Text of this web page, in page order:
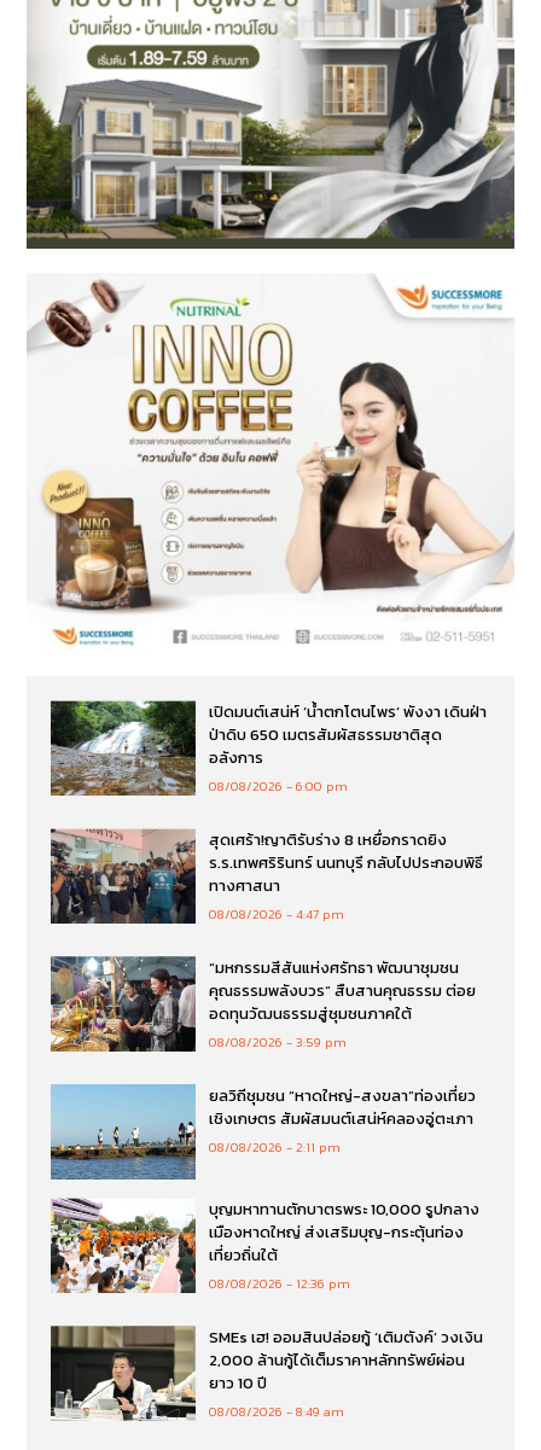
เปิดมนต์เสน่ห์ ‘น้ำตกโตนไพร’ พังงา เดินฝ่า
ป่าดิบ 650 เมตรสัมผัสธรรมชาติสุด
อลังการ
08/08/2026 6:00 pm
สุดเศร้า!ญาติรับร่าง 8 เหยื่อกราดยิง
ร.ร.เทพศริรินทร์ นนทบุรี กลับไปประกอบพิธี
ทางศาสนา
08/08/2026 4:47 pm
“มหกรรมสีสันแห่งศรัทธา พัฒนาชุมชน
คุณธรรมพลังบวร” สืบสานคุณธรรม ต่อย
อดทุนวัฒนธรรมสู่ชุมชนภาคใต้
08/08/2026 3:59 pm
ยลวิถีชุมชน “หาดใหญ่-สงขลา”ท่องเที่ยว
เชิงเกษตร สัมผัสมนต์เสน่ห์คลองอู่ตะเภา
08/08/2026 2:11 pm
บุญมหาทานตักบาตรพระ 10,000 รูปกลาง
เมืองหาดใหญ่ ส่งเสริมบุญ-กระตุ้นท่อง
เที่ยวถิ่นใต้
08/08/2026 12:36 pm
SMEs เฮ! ออมสินปล่อยกู้ ‘เติมตังค์’ วงเงิน
2,000 ล้านกู้ได้เต็มราคาหลักทรัพย์ผ่อน
ยาว 10 ปี
08/08/2026 8:49 am